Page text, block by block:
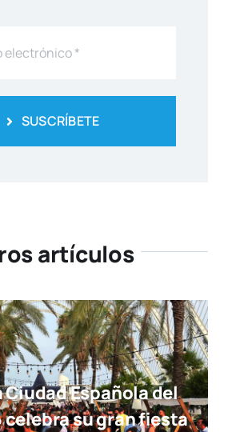
SUSCRÍBETE
artículos
Ciudad Española del
celebra su gran fiesta